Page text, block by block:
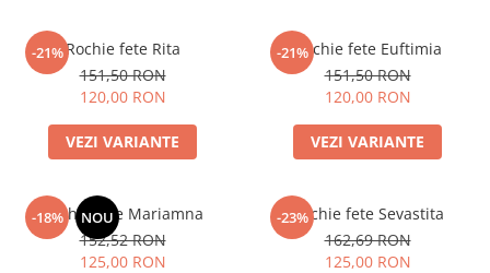
-21%Rochie fete Rita
151,50 RON
120,00 RON
VEZI VARIANTE
-21%Rochie fete Euftimia
151,50 RON
120,00 RON
VEZI VARIANTE
-18% NOU
Rochie fete Mariamna
152,52 RON
125,00 RON
-23%Rochie fete Sevastita
162,69 RON
125,00 RON